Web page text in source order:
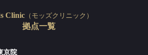
Clinic （モッズクリニック）
拠点一覧
京院